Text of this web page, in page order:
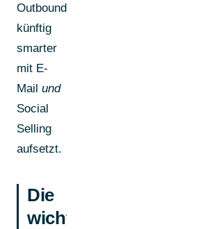
Outbound
künftig
smarter
mit E-
Mail und
Social
Selling
aufsetzt.
Die
wichtigsten